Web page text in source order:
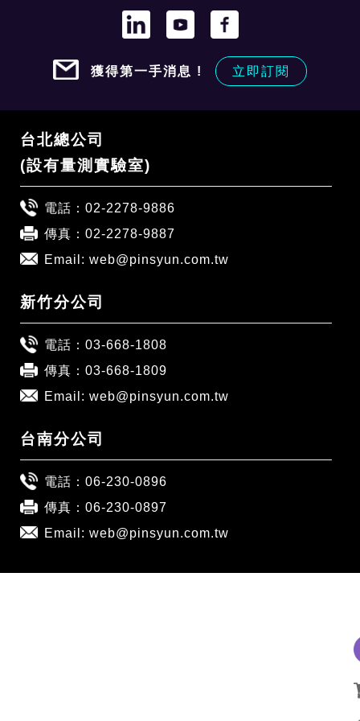
獲得第一手消息 ! 立即訂閱
台北總公司
(設有量測實驗室)
電話： 02-2278-9886
傳真：02-2278-9887
Email: web@pinsyun.com.tw
新竹分公司
電話： 03-668-1808
傳真：03-668-1809
Email: web@pinsyun.com.tw
台南分公司
電話： 06-230-0896
傳真：06-230-0897
Email: web@pinsyun.com.tw